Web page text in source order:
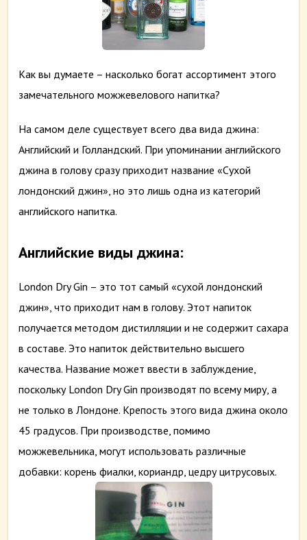
Как вы думаете – насколько богат ассортимент этого
замечательного можжевелового напитка?
На самом деле существует всего два вида джина:
Английский и Голландский. При упоминании английского
джина в голову сразу приходит название «Сухой
лондонский джин», но это лишь одна из категорий
английского напитка.
Английские виды джина:
London Dry Gin – это тот самый «сухой лондонский
джин», что приходит нам в голову. Этот напиток
получается методом дистилляции и не содержит сахара
в составе. Это напиток действительно высшего
качества. Название может ввести в заблуждение,
поскольку London Dry Gin производят по всему миру, а
не только в Лондоне. Крепость этого вида джина около
45 градусов. При производстве, помимо
можжевельника, могут использовать различные
добавки: корень фиалки, кориандр, цедру цитрусовых.